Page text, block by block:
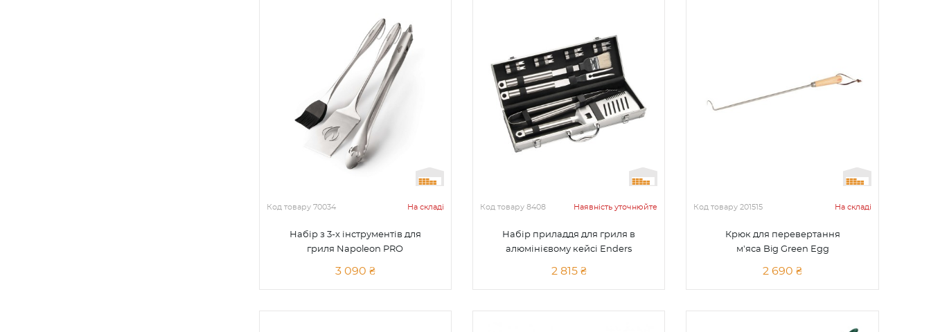
Код товару 70034 На складі
Набір з 3-х інструментів для
гриля Napoleon PRO
3 090 ₴
Код товару 8408 Наявність уточнюйте
Набір приладдя для гриля в
алюмінієвому кейсі Enders
2 815 ₴
Код товару201515 На складі
Крюк для перевертання
м'яса Big Green Egg
2 690 ₴